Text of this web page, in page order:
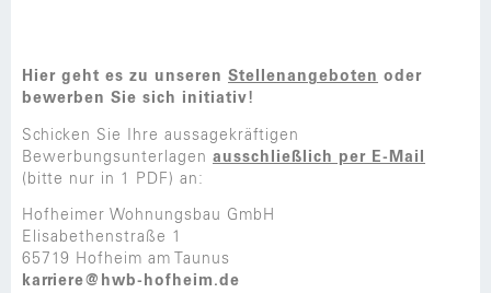
Hier geht es zu unseren Stellenangeboten oder
bewerben Sie sich initiativ!
Schicken Sie Ihre aussagekräftigen
Bewerbungsunterlagen ausschließlich per E-Mail
(bitte nur in 1 PDF) an:
Hofheimer Wohnungsbau GmbH
Elisabethenstraße 1
65719 Hofheim am Taunus
karriere@hwb-hofheim.de